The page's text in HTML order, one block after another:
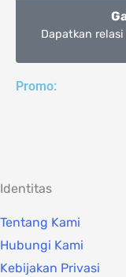
Dapatkan
Promo:
Identitas
Tentang Kami
Hubungi Kami
Kebijakan Privasi